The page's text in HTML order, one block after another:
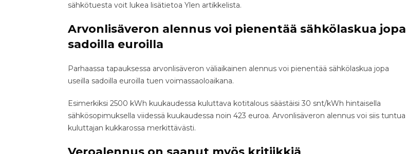
sähkötuesta voit lukea lisätietoa Ylen artikkelista.
Arvonlisäveron alennus voi pienentää sähkölaskua jopa
sadoilla euroilla
Parhaassa tapauksessa arvonlisäveron väliaikainen alennus voi pienentää sähkölaskua jopa
useilla sadoilla euroilla tuen voimassaoloaikana.
Esimerkiksi 2500 kWh kuukaudessa kuluttava kotitalous säästäisi 30 snt/kWh hintaisella
sähkösopimuksella viidessä kuukaudessa noin 423 euroa. Arvonlisäveron alennus voi siis tuntua
kuluttajan kukkarossa merkittävästi.